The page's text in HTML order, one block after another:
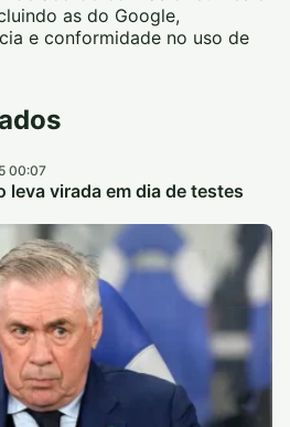
as do Google,
e conformidade no uso de
00:07
leva virada em dia de testes